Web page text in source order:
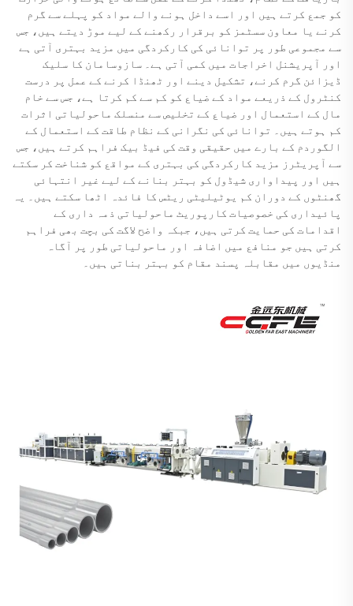
کو جمع کرتے ہیں اور اسے داخل ہونے والے مواد کو پہلے سے گرم
کرنے یا معاون سسٹمز کو برقرار رکھنے کے لیے موڑ دیتے ہیں، جس
سے مجموعی طور پر توانائی کی کارکردگی میں مزید بہتری آتی ہے
اور آپریشنل اخراجات میں کمی آتی ہے۔ سازوسامان کا سلیک
ڈیزائن گرم کرنے، تشکیل دینے اور ٹھنڈا کرنے کے عمل پر درست
کنٹرول کے ذریعے مواد کے ضیاع کو کم سے کم کرتا ہے، جس سے خام
مال کے استعمال اور ضیاع کے تخلیص سے منسلک ماحولیاتی اثرات
کم ہوتے ہیں۔ توانائی کی نگرانی کے نظام طاقت کے استعمال کے
الگوردم کے بارے میں حقیقی وقت کی فیڈ بیک فراہم کرتے ہیں، جس
سے آپریٹرز مزید کارکردگی کی بہتری کے مواقع کو شناخت کر سکتے
ہیں اور پیداواری شیڈول کو بہتر بنانے کے لیے غیر انتہائی
گھنٹوں کے دوران کم یوٹیلیٹی ریٹس کا فائدہ اٹھا سکتے ہیں۔ یہ
پائیداری کی خصوصیات کارپوریٹ ماحولیاتی ذمہ داری کے
اقدامات کی حمایت کرتی ہیں، جبکہ واضح لاگت کی بچت بھی فراہم
کرتی ہیں جو منافع میں اضافہ اور ماحولیاتی طور پر آگاہ
منڈیوں میں مقابلہ پسند مقام کو بہتر بناتی ہیں۔